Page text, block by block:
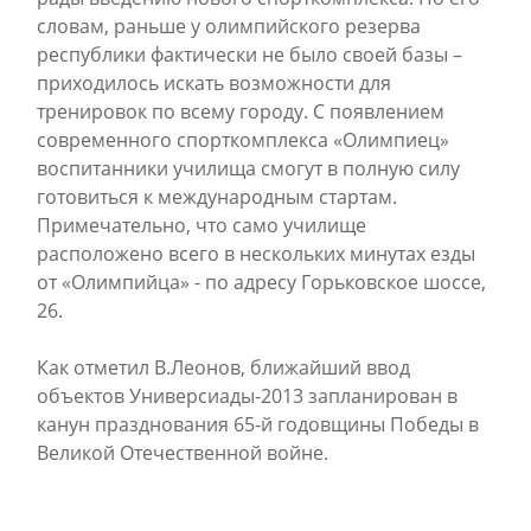
словам, раньше у олимпийского резерва
республики фактически не было своей базы –
приходилось искать возможности для
тренировок по всему городу. С появлением
современного спорткомплекса «Олимпиец»
воспитанники училища смогут в полную силу
готовиться к международным стартам.
Примечательно, что само училище
расположено всего в нескольких минутах езды
от «Олимпийца» - по адресу Горьковское шоссе,
26.
Как отметил В.Леонов, ближайший ввод
объектов Универсиады-2013 запланирован в
канун празднования 65-й годовщины Победы в
Великой Отечественной войне.